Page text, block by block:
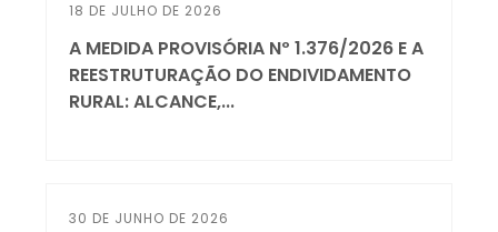
18 DE JULHO DE 2026
A MEDIDA PROVISÓRIA Nº 1.376/2026 E A
REESTRUTURAÇÃO DO ENDIVIDAMENTO
RURAL: ALCANCE,...
30 DE JUNHO DE 2026